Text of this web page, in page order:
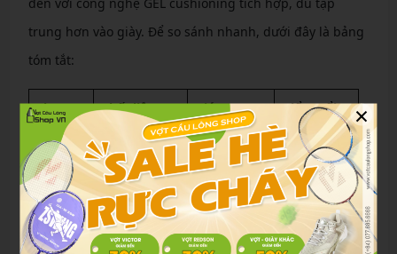
trung hơn vào giày. Để so sánh nhanh, dưới đây là bảng
tóm tắt:
Thương
hiệu
Chất liệu
chính
Giá trung
bình (VNĐ)
Điểm nổi
bật
Yonex
AEROREADY
Polyester
800.000 –
1.500.000
Co giãn
360 độ
CATAPULT
500.000 –
Khô nhanh
×